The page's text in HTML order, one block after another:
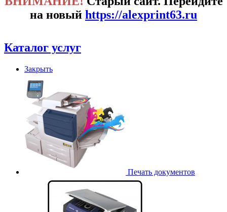
на новый https://alexprint63.ru
Каталог услуг
Закрыть
Печать документов